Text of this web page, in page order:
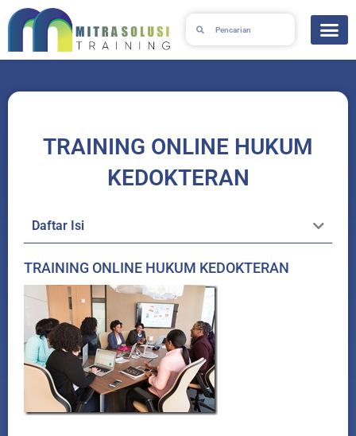
Lewati
ke
TRAINING ONLINE HUKUM
KEDOKTERAN
Daftar Isi
TRAINING ONLINE HUKUM KEDOKTERAN